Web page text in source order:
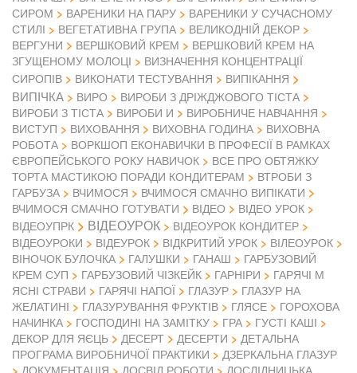
СИРОМ
ВАРЕНИКИ НА ПАРУ
ВАРЕНИКИ У СУЧАСНОМУ
СТИЛІ
ВЕГЕТАТИВНА ГРУПА
ВЕЛИКОДНІЙ ДЕКОР
ВЕРГУНИ
ВЕРШКОВИЙ КРЕМ
ВЕРШКОВИЙ КРЕМ НА
ЗГУЩЕНОМУ МОЛОЦІ
ВИЗНАЧЕННЯ КОНЦЕНТРАЦІЇ
СИРОПІВ
ВИКОНАТИ ТЕСТУВАННЯ ВИПІКАННЯ
ВИПІЧКА ВИРО
ВИРОБИ З ДРІЖДЖОВОГО ТІСТА
ВИРОБИ З ТІСТА
ВИРОБИ И
ВИРОБНИЧЕ НАВЧАННЯ
ВИСТУП
ВИХОВАННЯ ВИХОВНА ГОДИНА
ВИХОВНА
РОБОТА
ВОРКШОП ЕКОНАВИЧКИ В ПРОФЕСІЇ В РАМКАХ
ЄВРОПЕЙСЬКОГО РОКУ НАВИЧОК
ВСЕ ПРО ОБТЯЖКУ
ТОРТА МАСТИКОЮ ПОРАДИ КОНДИТЕРАМ
ВТРОБИ З
ГАРБУЗА
ВЧИМОСЯ
ВЧИМОСЯ СМАЧНО ВИПІКАТИ
ВЧИМОСЯ СМАЧНО ГОТУВАТИ
ВІДЕО
ВІДЕО УРОК
ВІДЕОУПРК
ВІДЕОУРОК
ВІДЕОУРОК КОНДИТЕР
ВІДЕОУРОКИ
ВІДЕУРОК ВІДКРИТИЙ УРОК
ВІЛЕОУРОК
ВІНОЧОК БУЛОЧКА
ГАЛУШКИ ГАНАШ
ГАРБУЗОВИЙ
КРЕМ СУП
ГАРБУЗОВИЙ ЧІЗКЕЙК ГАРНІРИ
ГАРЯЧІ М
ЯСНІ СТРАВИ
ГАРЯЧІ НАПОЇ ГЛАЗУР
ГЛАЗУР НА
ЖЕЛАТИНІ
ГЛАЗУРУВАННЯ ФРУКТІВ ГЛЯСЕ
ГОРОХОВА
НАЧИНКА
ГОСПОДИНІ НА ЗАМІТКУ ГРА
ГУСТІ КАШІ
ДЕКОР ДЛЯ ЯЄЦЬ
ДЕСЕРТ ДЕСЕРТИ
ДЕТАЛЬНА
ПРОГРАМА ВИРОБНИЧОЇ ПРАКТИКИ
ДЗЕРКАЛЬНА ГЛАЗУР